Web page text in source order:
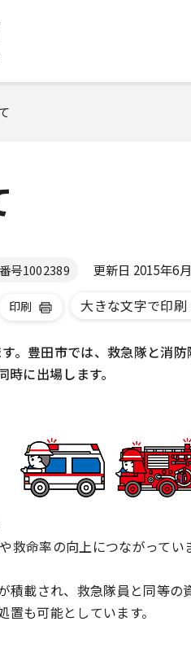
号1002389 更新日 2015年6
印刷 大きな文字で印刷
。豊田市では、救急隊と消防
に出場します。
救命率の向上につながってい
積載され、救急隊員と同等の
も可能としています。